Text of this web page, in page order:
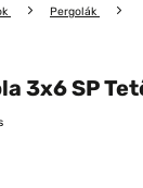
Pergolák
3x6 SP